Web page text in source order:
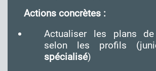
Actions concrètes :
Actualiser les plans
selon les profils
spécialisé)